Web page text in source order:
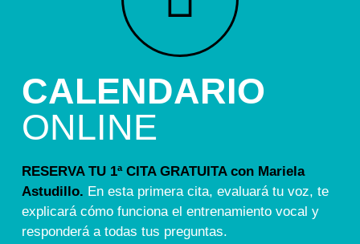
CALENDARIO
ONLINE
RESERVA TU 1ª CITA GRATUITA con Mariela
Astudillo. En esta primera cita, evaluará tu voz, te
explicará cómo funciona el entrenamiento vocal y
responderá a todas tus preguntas.